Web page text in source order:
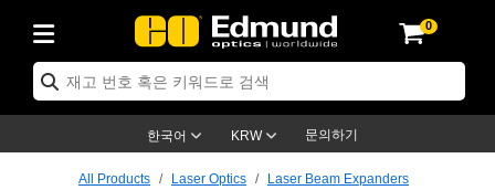
0
한국어 KRW 문의하기
ElectronicsAll Products Laser Optics
Laser Beam Expanders